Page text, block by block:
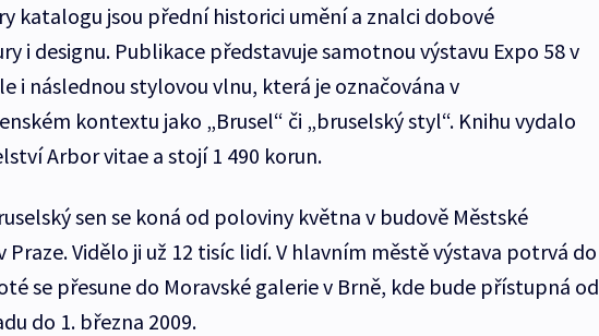
katalogu jsou přední historici umění a znalci dobové
i designu. Publikace představuje samotnou výstavu Expo 58 v
i následnou stylovou vlnu, která je označována v
kontextu jako „Brusel“ či „bruselský styl“. Knihu vydalo
Arbor vitae a stojí 1 490 korun.
sen se koná od poloviny května v budově Městské
Praze. Vidělo ji už 12 tisíc lidí. V hlavním městě výstava potrvá do
se přesune do Moravské galerie v Brně, kde bude přístupná od
do 1. března 2009.